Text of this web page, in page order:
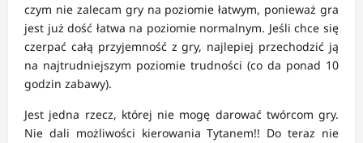
czym nie zalecam gry na poziomie łatwym, ponieważ gra
jest już dość łatwa na poziomie normalnym. Jeśli chce się
czerpać całą przyjemność z gry, najlepiej przechodzić ją
na najtrudniejszym poziomie trudności (co da ponad 10
godzin zabawy).
Jest jedna rzecz, której nie mogę darować twórcom gry.
Nie dali możliwości kierowania Tytanem!! Do teraz nie